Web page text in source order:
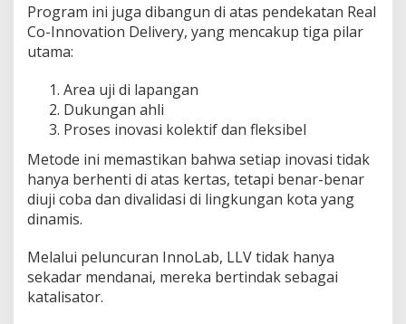
Program ini juga dibangun di atas pendekatan Real
Co-Innovation Delivery, yang mencakup tiga pilar
utama:
Area uji di lapangan
Dukungan ahli
Proses inovasi kolektif dan fleksibel
Metode ini memastikan bahwa setiap inovasi tidak
hanya berhenti di atas kertas, tetapi benar-benar
diuji coba dan divalidasi di lingkungan kota yang
dinamis.
Melalui peluncuran InnoLab, LLV tidak hanya
sekadar mendanai, mereka bertindak sebagai
katalisator.